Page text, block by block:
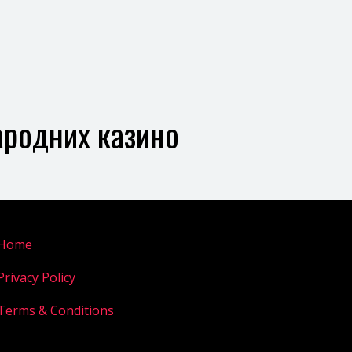
казино
Policy
& Conditions